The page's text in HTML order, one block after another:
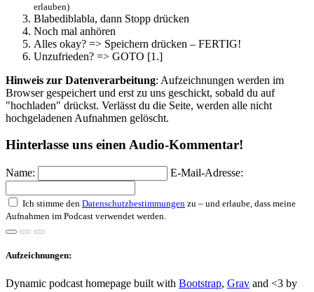
erlauben)
Blabediblabla, dann Stopp drücken
Noch mal anhören
Alles okay? => Speichern drücken – FERTIG!
Unzufrieden? => GOTO [1.]
Hinweis zur Datenverarbeitung: Aufzeichnungen werden im
Browser gespeichert und erst zu uns geschickt, sobald du auf
"hochladen" drückst. Verlässt du die Seite, werden alle nicht
hochgeladenen Aufnahmen gelöscht.
Hinterlasse uns einen Audio-Kommentar!
Name: E-Mail-Adresse:
Ich stimme den Datenschutzbestimmungen zu – und erlaube, dass meine
Aufnahmen im Podcast verwendet werden.
Aufzeichnungen:
Dynamic podcast homepage built with Bootstrap, Grav and <3 by